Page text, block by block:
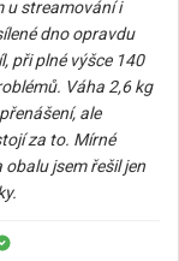
u streamování i
dno opravdu
při plné výšce 140
Váha 2,6 kg
ale
za to. Mírné
obalu jsem řešil jen